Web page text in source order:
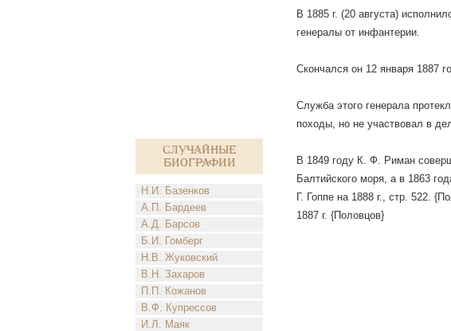
Случайные
биографии
Н.И. Базенков
А.П. Бардеев
А.Д. Барсов
Б.И. Гомберг
Н.В. Жуковский
В.Н. Захаров
П.П. Кожанов
В.Ф. Купрессов
И.Л. Маяк
В 1885 г. (20 августа)
генералы от инфантерии.
Скончался он 12 января 1887
Служба этого генерала
походы, но не участвовал в
В 1849 году К. Ф. Риман
Балтийского моря, а в 1863
Г. Гоппе на 1888 г., стр. 522.
1887 г. {Половцов}